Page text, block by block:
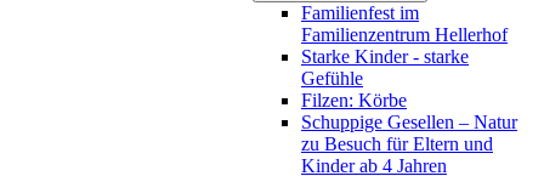
Familienfest im
Familienzentrum Hellerhof
Starke Kinder - starke
Gefühle
Filzen: Körbe
Schuppige Gesellen – Natur
zu Besuch für Eltern und
Kinder ab 4 Jahren